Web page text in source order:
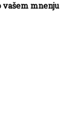
mnenju